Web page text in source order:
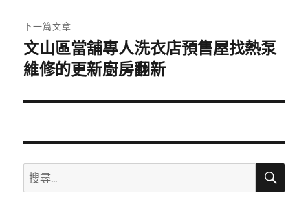
章:
下一篇文章
下
一
文
文山區當舖專人洗衣店預售屋找熱泵
維修的更新廚房翻新
搜
尋
搜